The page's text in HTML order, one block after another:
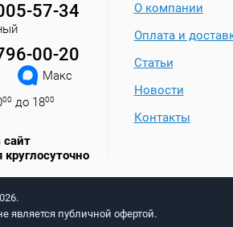
57-34
00-20
Макс
00 до 1800
сайт
О компании
Оплата и
Статьи
Новости
Контакты
является публичной офертой.